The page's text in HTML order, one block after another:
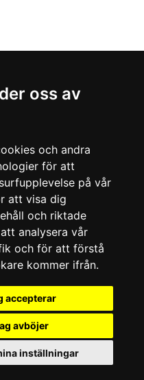
oss av
och andra
för att
på vår
att visa dig
och riktade
analysera vår
och för att förstå
kommer ifrån.
accepterar
avböjer
inställningar